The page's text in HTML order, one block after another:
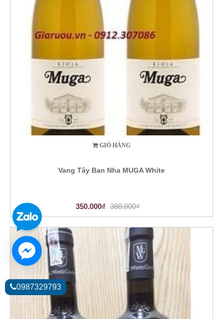
GIỎ HÀNG
Vang Tây Ban Nha MUGA White
350.000₫ 380.000₫
0987329793